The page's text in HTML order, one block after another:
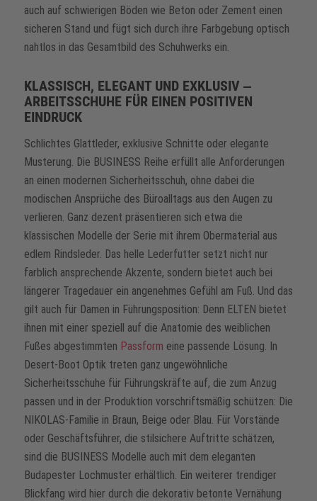
auch auf schwierigen Böden wie Beton oder Zement einen
sicheren Stand und fügt sich durch ihre Farbgebung optisch
nahtlos in das Gesamtbild des Schuhwerks ein.
KLASSISCH, ELEGANT UND EXKLUSIV ‒
ARBEITSSCHUHE FÜR EINEN POSITIVEN
EINDRUCK
Schlichtes Glattleder, exklusive Schnitte oder elegante
Musterung. Die BUSINESS Reihe erfüllt alle Anforderungen
an einen modernen Sicherheitsschuh, ohne dabei die
modischen Ansprüche des Büroalltags aus den Augen zu
verlieren. Ganz dezent präsentieren sich etwa die
klassischen Modelle der Serie mit ihrem Obermaterial aus
edlem Rindsleder. Das helle Lederfutter setzt nicht nur
farblich ansprechende Akzente, sondern bietet auch bei
längerer Tragedauer ein angenehmes Gefühl am Fuß. Und das
gilt auch für Damen in Führungsposition: Denn ELTEN bietet
ihnen mit einer speziell auf die Anatomie des weiblichen
Fußes abgestimmten Passform eine passende Lösung. In
Desert-Boot Optik treten ganz ungewöhnliche
Sicherheitsschuhe für Führungskräfte auf, die zum Anzug
passen und in der Produktion vorschriftsmäßig schützen: Die
NIKOLAS-Familie in Braun, Beige oder Blau. Für Vorstände
oder Geschäftsführer, die stilsichere Auftritte schätzen,
sind die BUSINESS Modelle auch mit dem eleganten
Budapester Lochmuster erhältlich. Ein weiterer trendiger
Blickfang wird hier durch die dekorativ betonte Vernähung